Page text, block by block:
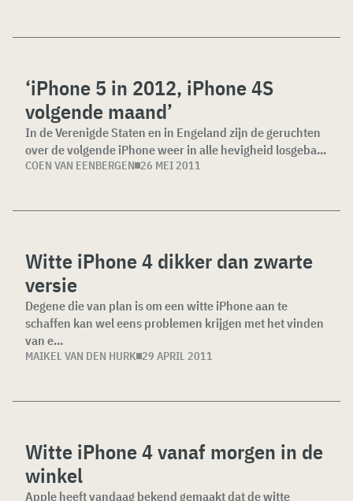
‘iPhone 5 in 2012, iPhone 4S
volgende maand’
In de Verenigde Staten en in Engeland zijn de geruchten
over de volgende iPhone weer in alle hevigheid losgeba...
COEN VAN EENBERGEN 26 MEI 2011
Witte iPhone 4 dikker dan zwarte
versie
Degene die van plan is om een witte iPhone aan te
schaffen kan wel eens problemen krijgen met het vinden
van e...
MAIKEL VAN DEN HURK 29 APRIL 2011
Witte iPhone 4 vanaf morgen in de
winkel
Apple heeft vandaag bekend gemaakt dat de witte